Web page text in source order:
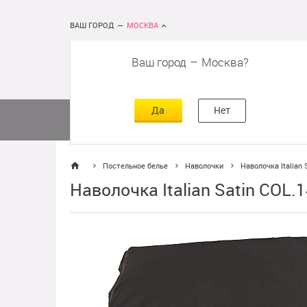
ВАШ ГОРОД — МОСКВА
Ваш город – Москва
Да Нет
Кровати Постельное
Постельное белье Наволочки Наволочка Italian
Наволочка Italian Satin